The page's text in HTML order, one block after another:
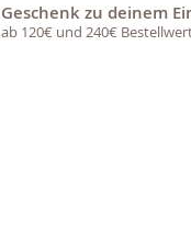
Geschenk zu deinem
ab 120€ und 240€